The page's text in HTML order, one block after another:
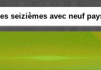
seizièmes avec neuf
tentent de parler